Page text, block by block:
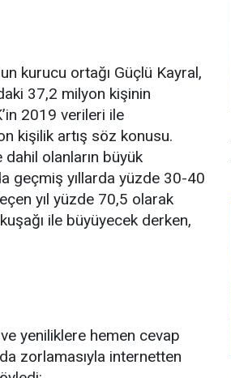
kurucu ortağı Güçlü Kayral,
37,2 milyon kişinin
2019 verileri ile
kişilik artış söz konusu.
olanların büyük
geçmiş yıllarda yüzde 30-40
yıl yüzde 70,5 olarak
ile büyüyecek derken,
yeniliklere hemen cevap
zorlamasıyla internetten